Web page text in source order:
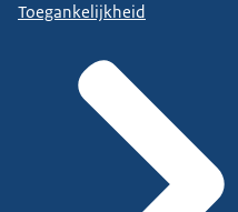
Toegankelijkheid